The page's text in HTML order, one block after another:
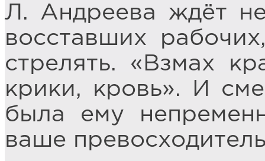
Л. Андреева ждёт
восставших
стрелять. «Взмах
крики, кровь». И
была ему
ваше